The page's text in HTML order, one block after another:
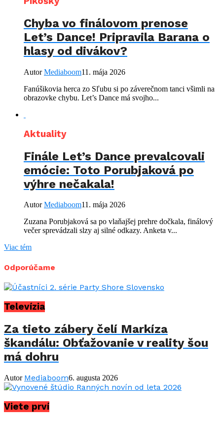
Chyba vo finálovom prenose
Let’s Dance! Pripravila Barana o
hlasy od divákov?
AutorMediaboom11. mája 2026
Fanúšikovia herca zo Sľubu si po záverečnom tanci všimli na
obrazovke chybu. Let’s Dance má svojho...
Aktuality
Finále Let’s Dance prevalcovali
emócie: Toto Porubjaková po
výhre nečakala!
AutorMediaboom11. mája 2026
Zuzana Porubjaková sa po vlaňajšej prehre dočkala, finálový
večer sprevádzali slzy aj silné odkazy. Anketa v...
Viac tém
Odporúčame
Televízia
Za tieto zábery čelí Markíza
škandálu: Obťažovanie v reality šou
má dohru
Autor Mediaboom6. augusta 2026
Viete prví